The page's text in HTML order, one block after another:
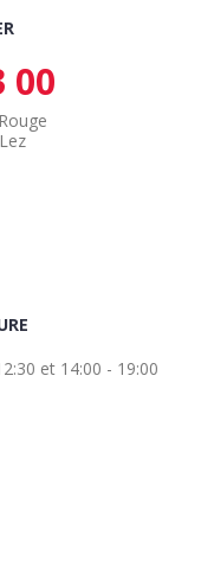
00
et 14:00 - 19:00